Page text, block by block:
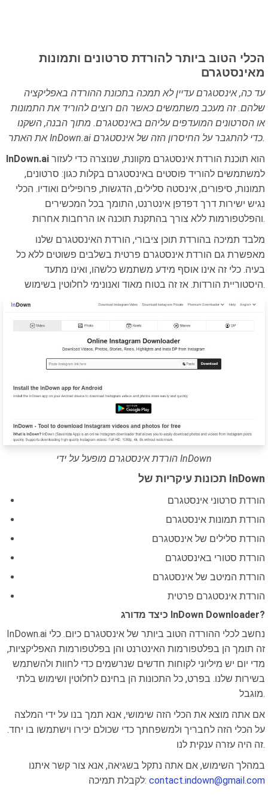
הכלי הטוב ביותר להורדת סרטונים ותמונות
מאינסטגרם
עד כה, אינסטגרם עדיין לא תמכה בתכונת ההורדה באפליקציה
שלהם. זה מעכב משתמשים כאשר הם רוצים להוריד את התמונות
או הסרטונים המועדפים עליהם באינסטגרם. מתוך הבנה, השקנו
את האתר InDown.ai כדי להתגבר על החיסרון הזה של אינסטגרם.
InDown.ai
למשתמשים להוריד פוסטים באינסטגרם בקלות כגון: סרטונים,
תמונות, סיפורים, אינסטה סלילים, הדגשות, פרופילים ואודיו. הכלי
נגיש ישירות דרך דפדפן אינטרנט, התומך בכל המכשירים
והפלטפורמות ללא צורך בהתקנת תוכנה או הרחבות אחרות.
מלבד תמיכה בהורדת תוכן ציבורי, הורדת האינסטגרם שלנו
מאפשרת גם הורדת אינסטגרם פרטית בשלבים פשוטים ללא כל
בעיה. כלי זה אינו אוסף מידע משתמש כלשהו, ​​ואינו מתעד
היסטוריית הורדות. אז זה בטוח מאוד ואנונימי לחלוטין בשימוש.
הורדת אינסטגרם מופעל על ידי InDown
תכונות עיקריות של InDown
הורדת סרטוני אינסטגרם
הורדת תמונות אינסטגרם
הורדת סלילים של אינסטגרם
הורדת סטורי באינסטגרם
הורדת המיטב של אינסטגרם
הורדת אינסטגרם פרטית
כיצד מדורג InDown Downloader?
InDown.ai נחשב לכלי ההורדה הטוב ביותר של אינסטגרם כיום. כלי
זה תומך הן בפלטפורמות האינטרנט והן בפלטפורמות האפליקציות,
מדי יום יש מיליוני לקוחות חדשים שנרשמים כדי לחוות ולהשתמש
בשירות שלנו. בפרט, כל התכונות הן בחינם לחלוטין ושימוש בלתי
מוגבל.
אם אתה מוצא את הכלי הזה שימושי, אנא תמך בנו על ידי המלצה
על הכלי הזה לחבריך ולמשפחתך כדי שכולם יכירו וישתמשו בו יחד.
זה היה עזרה ענקית לנו.
במהלך השימוש, אם אתה נתקל בשגיאה, אנא צור קשר איתנו
לקבלת תמיכה: contact.indown@gmail.com